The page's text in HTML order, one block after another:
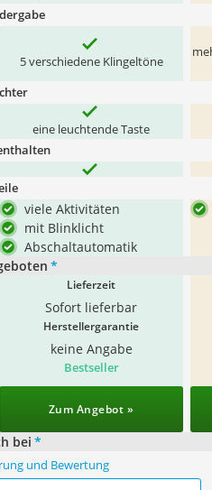
5 verschiedene Klingeltöne
eine leuchtende Taste
viele Aktivitäten
mit Blinklicht
Abschaltautomatik
*
Lieferzeit
Sofort lieferbar
Herstellergarantie
keine Angabe
Bestseller
Zum Angebot »
bei *
und Bewertung